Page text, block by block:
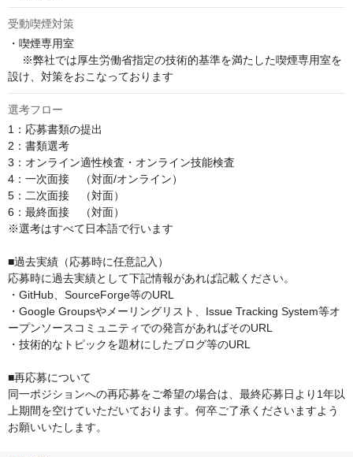
受動喫煙対策
・喫煙専用室
設け、対策をおこなっております
選考フロー
1：応募書類の提出
2：書類選考
3：オンライン適性検査・オンライン技能検査
4：一次面接　（対面/オンライン）
5：二次面接　（対面）
6：最終面接　（対面﻿）
※選考はすべて日本語で行います
■過去実績（応募時に任意記入）
応募時に過去実績として下記情報があれば記載ください。
・GitHub、SourceForge等のURL
・Google Groupsやメーリングリスト、Issue Tracking System等オ
ープンソースコミュニティでの発言があればそのURL
・技術的なトピックを題材にしたブログ等のURL
■再応募について
同一ポジションへの再応募をご希望の場合は、最終応募日より1年以
上期間を空けていただいております。何卒ご了承くださいますよう
お願いいたします。